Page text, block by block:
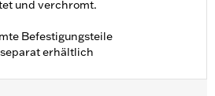
und verchromt.
Befestigungsteile
erhältlich